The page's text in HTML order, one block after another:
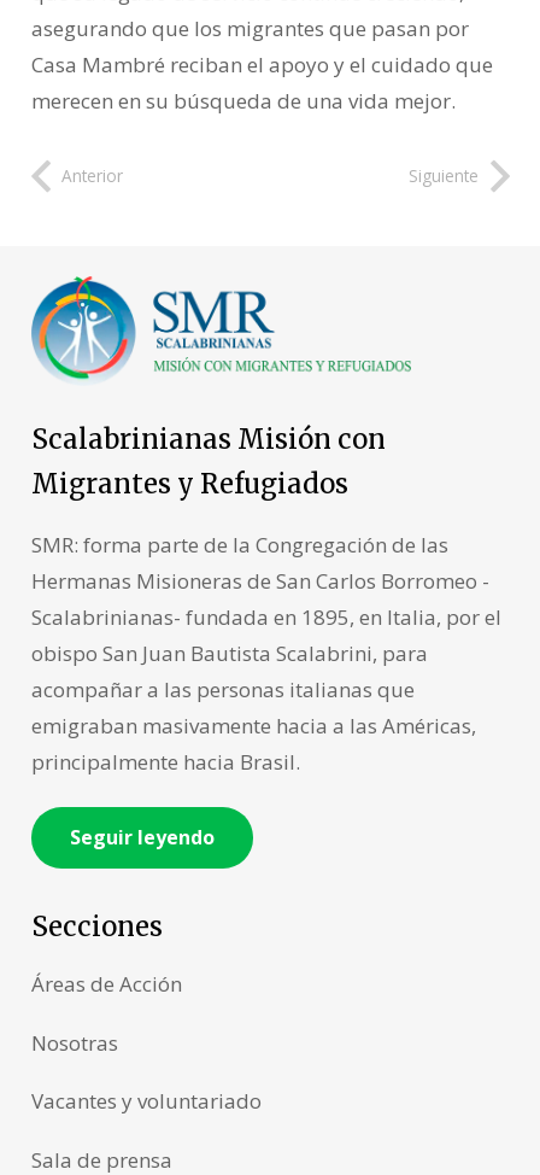
asegurando que los migrantes que pasan por
Casa Mambré reciban el apoyo y el cuidado que
merecen en su búsqueda de una vida mejor.
Anterior Siguiente
Scalabrinianas Misión con
Migrantes y Refugiados
SMR: forma parte de la Congregación de las
Hermanas Misioneras de San Carlos Borromeo -
Scalabrinianas- fundada en 1895, en Italia, por el
obispo San Juan Bautista Scalabrini, para
acompañar a las personas italianas que
emigraban masivamente hacia a las Américas,
principalmente hacia Brasil.
Seguir leyendo
Secciones
Áreas de Acción
Nosotras
Vacantes y voluntariado
Sala de prensa